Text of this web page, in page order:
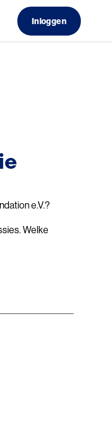
Inloggen
e.V.?
Welke